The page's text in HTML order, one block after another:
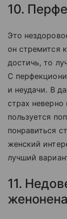
10.
Это
он стремится
достичь, то
С
и неудачи. В
страх
пользуется
понравиться
женский
лучший
11.